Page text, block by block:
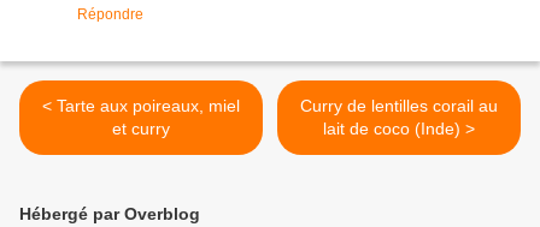
Répondre
< Tarte aux poireaux, miel
et curry
Curry de lentilles corail au
lait de coco (Inde) >
Hébergé par Overblog